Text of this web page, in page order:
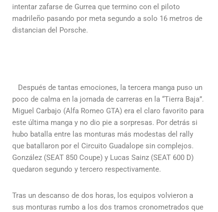
intentar zafarse de Gurrea que termino con el piloto
madrileño pasando por meta segundo a solo 16 metros de
distancian del Porsche.
Después de tantas emociones, la tercera manga puso un
poco de calma en la jornada de carreras en la “Tierra Baja”.
Miguel Carbajo (Alfa Romeo GTA) era el claro favorito para
este última manga y no dio pie a sorpresas. Por detrás si
hubo batalla entre las monturas más modestas del rally
que batallaron por el Circuito Guadalope sin complejos.
González (SEAT 850 Coupe) y Lucas Sainz (SEAT 600 D)
quedaron segundo y tercero respectivamente.
Tras un descanso de dos horas, los equipos volvieron a
sus monturas rumbo a los dos tramos cronometrados que